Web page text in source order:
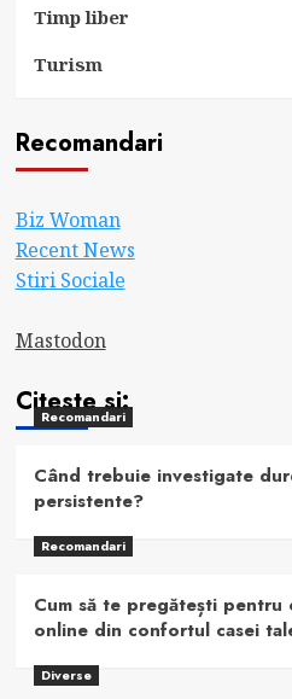
Timp liber
Turism
Recomandari
Biz Woman
Recent News
Stiri Sociale
Mastodon
Citeste si:
Recomandari
Când trebuie investigate
persistente?
Recomandari
Cum să te pregătești
online din confortul casei
Diverse